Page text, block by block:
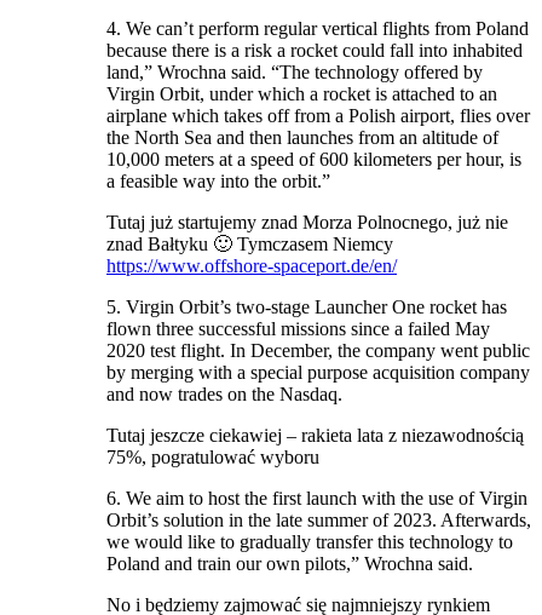
4. We can’t perform regular vertical flights from Poland
because there is a risk a rocket could fall into inhabited
land,” Wrochna said. “The technology offered by
Virgin Orbit, under which a rocket is attached to an
airplane which takes off from a Polish airport, flies over
the North Sea and then launches from an altitude of
10,000 meters at a speed of 600 kilometers per hour, is
a feasible way into the orbit.”
Tutaj już startujemy znad Morza Polnocnego, już nie
znad Bałtyku 🙂 Tymczasem Niemcy
https://www.offshore-spaceport.de/en/
5. Virgin Orbit’s two-stage Launcher One rocket has
flown three successful missions since a failed May
2020 test flight. In December, the company went public
by merging with a special purpose acquisition company
and now trades on the Nasdaq.
Tutaj jeszcze ciekawiej – rakieta lata z niezawodnością
75%, pogratulować wyboru
6. We aim to host the first launch with the use of Virgin
Orbit’s solution in the late summer of 2023. Afterwards,
we would like to gradually transfer this technology to
Poland and train our own pilots,” Wrochna said.
No i będziemy zajmować się najmniejszy rynkiem